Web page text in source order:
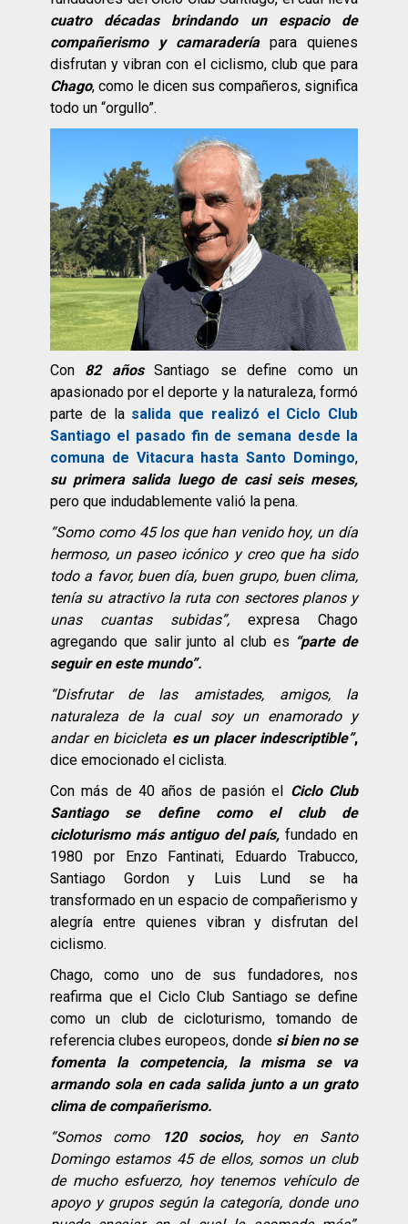
cuatro décadas brindando un espacio de
compañerismo y camaraderíapara quienes
disfrutan y vibran con el ciclismo, club que para
Chago, como le dicen sus compañeros, significa
todo un “orgullo”.
Con 82 añosSantiago se define como un
apasionado por el deporte y la naturaleza, formó
parte de la salida que realizó el Ciclo Club
Santiago el pasado fin de semana desde la
comuna de Vitacura hasta Santo Domingo,
su primera salida luego de casi seis meses,
pero que indudablemente valió la pena.
“Somo como 45 los que han venido hoy, un día
hermoso, un paseo icónico y creo que ha sido
todo a favor, buen día, buen grupo, buen clima,
tenía su atractivo la ruta con sectores planos y
unas cuantas subidas”, expresa Chago
agregando que salir junto al club es “parte de
seguir en este mundo”.
“Disfrutar de las amistades, amigos, la
naturaleza de la cual soy un enamorado y
andar en bicicleta es un placer indescriptible”,
dice emocionado el ciclista.
Con más de 40 años de pasión el Ciclo Club
Santiago se define como el club de
cicloturismo más antiguo del país, fundado en
1980 por Enzo Fantinati, Eduardo Trabucco,
Santiago Gordon y Luis Lund se ha
transformado en un espacio de compañerismo y
alegría entre quienes vibran y disfrutan del
ciclismo.
Chago, como uno de sus fundadores, nos
reafirma que el Ciclo Club Santiago se define
como un club de cicloturismo, tomando de
referencia clubes europeos, donde si bien no se
fomenta la competencia, la misma se va
armando sola en cada salida junto a un grato
clima de compañerismo.
“Somos como
120 socios, hoy en Santo
Domingo estamos 45 de ellos, somos un club
de mucho esfuerzo, hoy tenemos vehículo de
apoyo y grupos según la categoría, donde uno